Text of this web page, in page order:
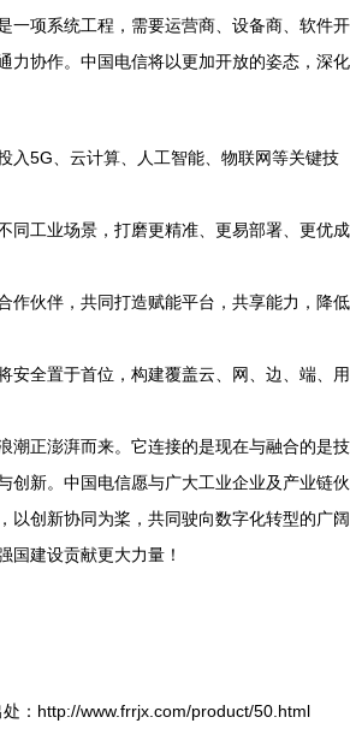
一项系统工程，需要运营商、设备商、软件开
力协作。中国电信将以更加开放的姿态，深化
入5G、云计算、人工智能、物联网等关键技
同工业场景，打磨更精准、更易部署、更优成
作伙伴，共同打造赋能平台，共享能力，降低
安全置于首位，构建覆盖云、网、边、端、用
潮正澎湃而来。它连接的是现在与融合的是技
创新。中国电信愿与广大工业企业及产业链伙
以创新协同为桨，共同驶向数字化转型的广阔
国建设贡献更大力量！
：http://www.frrjx.com/product/50.html